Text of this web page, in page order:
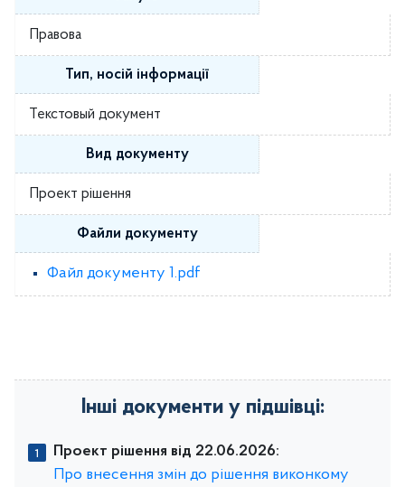
Правова
Тип, носій інформації
Текстовый документ
Вид документу
Проект рішення
Файли документу
Файл документу 1.pdf
Інші документи у підшівці:
Проект рішення від 22.06.2026:
Про внесення змін до рішення виконкому